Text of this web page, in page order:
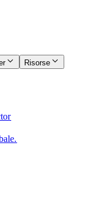
Risorse​​